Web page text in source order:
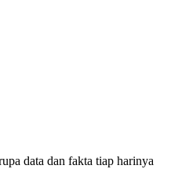
data dan fakta tiap harinya